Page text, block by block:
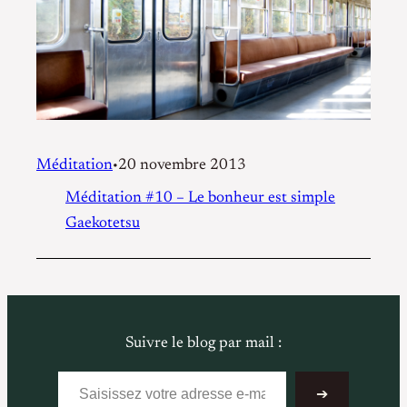
Méditation•20 novembre 2013
Méditation #10 – Le bonheur est simple
Gaekotetsu
Suivre le blog par mail :
Saisissez votre adresse e-mail…
➔